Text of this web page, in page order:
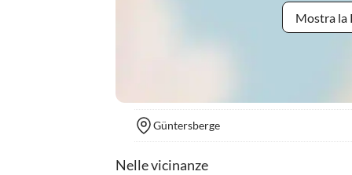
Mostra la
Güntersberge
Nelle vicinanze